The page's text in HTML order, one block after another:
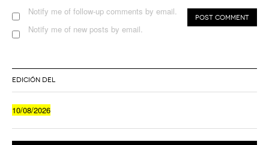
Notify me of follow-up comments by email.
Notify me of new posts by email.
EDICIÓN DEL
10/08/2026